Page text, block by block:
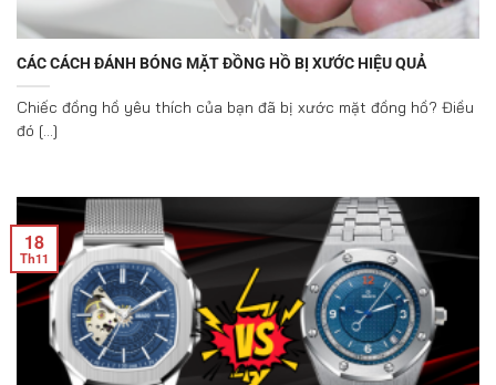
CÁC CÁCH ĐÁNH BÓNG MẶT ĐỒNG HỒ BỊ XƯỚC HIỆU QUẢ
Chiếc đồng hồ yêu thích của bạn đã bị xước mặt đồng hồ? Điều
đó [...]
18
Th11